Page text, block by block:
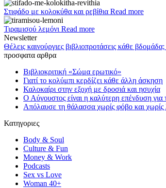
Στιφάδο με κολοκύθα και ρεβίθια Read more
Τιραμισού λεμόνι Read more
Newsletter
Θέλεις καινούργιες βιβλιοπροτάσεις κάθε
προσφατα αρθρα
Βιβλιοκριτική «Σώμα ερωτικό»
Γιατί το κολύμπι κερδίζει κάθε άλλη άσκηση
Καλοκαίρι στην εξοχή με δροσιά και ησυχία
Ο Αύγουστος είναι η καλύτερη επένδυση για
Απόλαυσε τη θάλασσα χωρίς φόβο και χωρίς
Κατηγοριες
Body & Soul
Culture & Fun
Money & Work
Podcasts
Sex vs Love
Woman 40+